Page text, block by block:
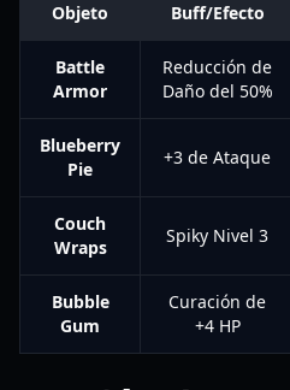
Objeto Buff/Efecto
Battle
Armor
Reducción de
Daño del 50%
Blueberry
Pie
+3 de Ataque
Couch
Wraps
Spiky Nivel 3
Bubble
Gum
Curación de
+4 HP